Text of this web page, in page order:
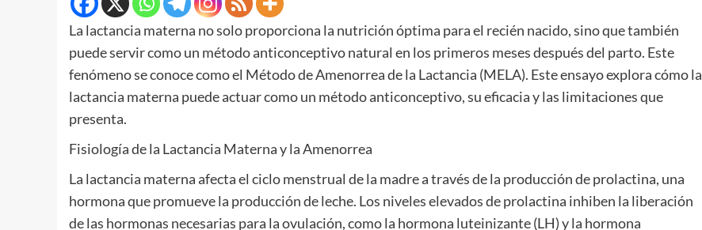
La lactancia materna no solo proporciona la nutrición óptima para el recién nacido, sino que también
puede servir como un método anticonceptivo natural en los primeros meses después del parto. Este
fenómeno se conoce como el Método de Amenorrea de la Lactancia (MELA). Este ensayo explora cómo la
lactancia materna puede actuar como un método anticonceptivo, su eficacia y las limitaciones que
presenta.
Fisiología de la Lactancia Materna y la Amenorrea
La lactancia materna afecta el ciclo menstrual de la madre a través de la producción de prolactina, una
hormona que promueve la producción de leche. Los niveles elevados de prolactina inhiben la liberación
de las hormonas necesarias para la ovulación, como la hormona luteinizante (LH) y la hormona